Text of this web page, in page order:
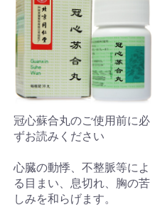
冠心蘇合丸のご使用前に必
ずお読みください
心臓の動悸、不整脈等によ
る目まい、息切れ、胸の苦
しみを和らげます。